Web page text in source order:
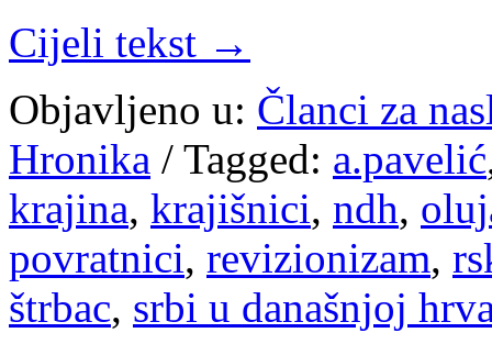
Cijeli tekst →
Objavljeno u: Članci za
Hronika / Tagged: a.pavelić
krajina, krajišnici, ndh,
povratnici, revizionizam,
štrbac, srbi u današnjoj